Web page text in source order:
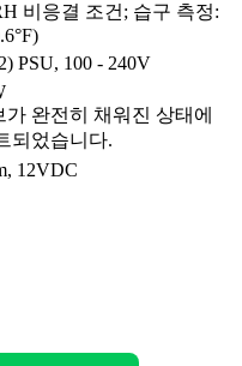
비응결 조건; 습구 측정:
PSU, 100 - 240V
가 완전히 채워진 상태에
되었습니다.
12VDC